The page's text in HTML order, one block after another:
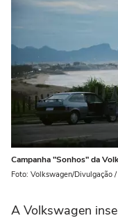
Campanha "Sonhos" da
Foto: Volkswagen/Divulgação /
A Volkswagen